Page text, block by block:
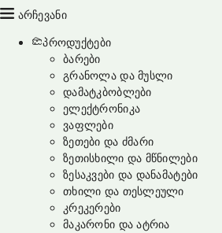
არჩევანი
პროდუქტები
ბარები
გრანოლა და მუსლი
დამატკბობლები
ელექტრონიკა
ვაფლები
ზეთები და ძმარი
ზეთისხილი და მწნილები
ზესაკვები და დანამატები
თხილი და თესლეული
კრეკერები
მაკარონი და ატრია